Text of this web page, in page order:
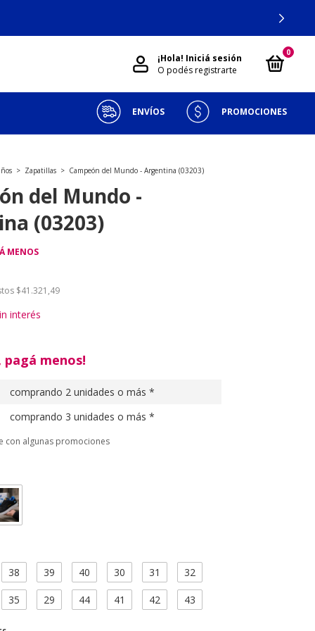
¡Hola! Iniciá sesión
O podés registrarte
0
ENVÍOS PROMOCIONES
> Zapatillas > Campeón del Mundo - Argentina (03203)
del Mundo -
(03203)
MENOS
$41.321,49
interés
pagá menos!
comprando 2 unidades o más *
comprando 3 unidades o más *
con algunas promociones
38 39 40 30 31 32
35 29 44 41 42 43